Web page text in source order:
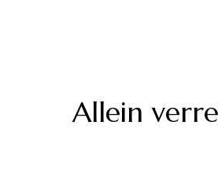
Allein